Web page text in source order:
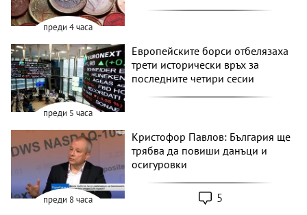
преди 4 часа
преди 5 часа
Европейските борси отбелязаха
трети исторически връх за
последните четири сесии
преди 8 часа
Кристофор Павлов: България ще
трябва да повиши данъци и
осигуровки
5